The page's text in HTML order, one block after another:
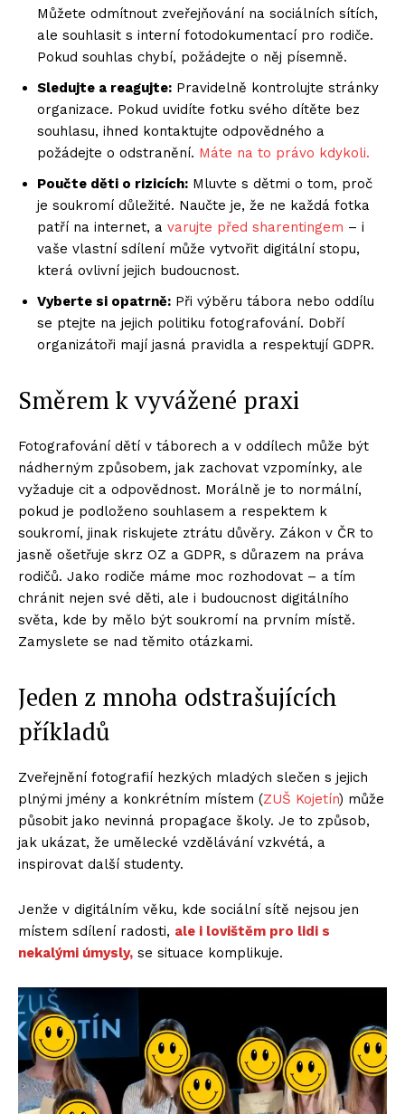
Můžete odmítnout zveřejňování na sociálních sítích,
ale souhlasit s interní fotodokumentací pro rodiče.
Pokud souhlas chybí, požádejte o něj písemně.
Sledujte a reagujte: Pravidelně kontrolujte stránky
organizace. Pokud uvidíte fotku svého dítěte bez
souhlasu, ihned kontaktujte odpovědného a
požádejte o odstranění. Máte na to právo kdykoli.
Poučte děti o rizicích: Mluvte s dětmi o tom, proč
je soukromí důležité. Naučte je, že ne každá fotka
patří na internet, a varujte před sharentingem – i
vaše vlastní sdílení může vytvořit digitální stopu,
která ovlivní jejich budoucnost.
Vyberte si opatrně: Při výběru tábora nebo oddílu
se ptejte na jejich politiku fotografování. Dobří
organizátoři mají jasná pravidla a respektují GDPR.
Směrem k vyvážené praxi
Fotografování dětí v táborech a v oddílech může být
nádherným způsobem, jak zachovat vzpomínky, ale
vyžaduje cit a odpovědnost. Morálně je to normální,
pokud je podloženo souhlasem a respektem k
soukromí, jinak riskujete ztrátu důvěry. Zákon v ČR to
jasně ošetřuje skrz OZ a GDPR, s důrazem na práva
rodičů. Jako rodiče máme moc rozhodovat – a tím
chránit nejen své děti, ale i budoucnost digitálního
světa, kde by mělo být soukromí na prvním místě.
Zamyslete se nad těmito otázkami.
Jeden z mnoha odstrašujících
příkladů
Zveřejnění fotografií hezkých mladých slečen s jejich
plnými jmény a konkrétním místem (ZUŠ Kojetín) může
působit jako nevinná propagace školy. Je to způsob,
jak ukázat, že umělecké vzdělávání vzkvétá, a
inspirovat další studenty.
Jenže v digitálním věku, kde sociální sítě nejsou jen
místem sdílení radosti, ale i lovištěm pro lidi s
nekalými úmysly, se situace komplikuje.